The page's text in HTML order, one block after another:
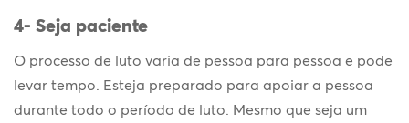
4- Seja paciente
O processo de luto varia de pessoa para pessoa e pode
levar tempo. Esteja preparado para apoiar a pessoa
durante todo o período de luto. Mesmo que seja um